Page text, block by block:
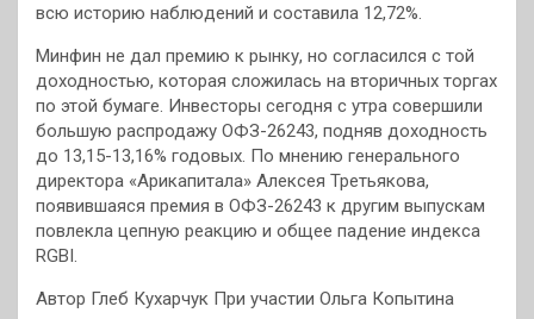
всю историю наблюдений и составила 12,72%.
Минфин не дал премию к рынку, но согласился с той
доходностью, которая сложилась на вторичных торгах
по этой бумаге. Инвесторы сегодня с утра совершили
большую распродажу ОФЗ-26243, подняв доходность
до 13,15-13,16% годовых. По мнению генерального
директора «Арикапитала» Алексея Третьякова,
появившаяся премия в ОФЗ-26243 к другим выпускам
повлекла цепную реакцию и общее падение индекса
RGBI.
Автор Глеб Кухарчук При участии Ольга Копытина